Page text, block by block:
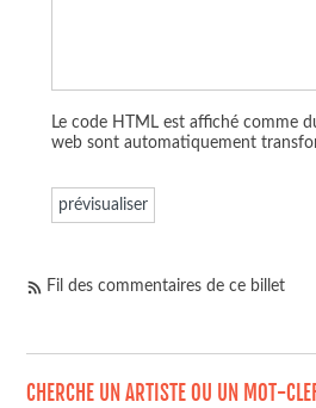
Le code HTML est affiché comme
web sont automatiquement
Fil des commentaires de ce billet
CHERCHE UN ARTISTE OU UN MOT-